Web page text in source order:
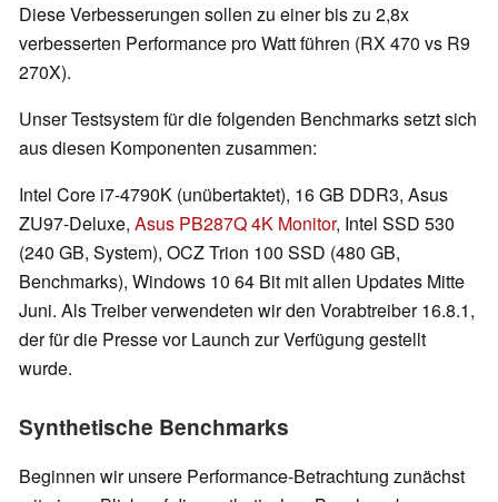
Diese Verbesserungen sollen zu einer bis zu 2,8x
verbesserten Performance pro Watt führen (RX 470 vs R9
270X).
Unser Testsystem für die folgenden Benchmarks setzt sich
aus diesen Komponenten zusammen:
Intel Core i7-4790K (unübertaktet), 16 GB DDR3, Asus
ZU97-Deluxe, Asus PB287Q 4K Monitor, Intel SSD 530
(240 GB, System), OCZ Trion 100 SSD (480 GB,
Benchmarks), Windows 10 64 Bit mit allen Updates Mitte
Juni. Als Treiber verwendeten wir den Vorabtreiber 16.8.1,
der für die Presse vor Launch zur Verfügung gestellt
wurde.
Synthetische Benchmarks
Beginnen wir unsere Performance-Betrachtung zunächst